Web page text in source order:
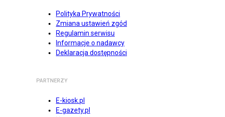
Polityka Prywatności
Zmiana ustawień zgód
Regulamin serwisu
Informacje o nadawcy
Deklaracja dostępności
PARTNERZY
E-kiosk.pl
E-gazety.pl